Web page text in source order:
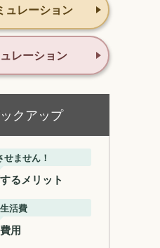
ュレーション
レーション
クアップ
ません！
るメリット
活費
用